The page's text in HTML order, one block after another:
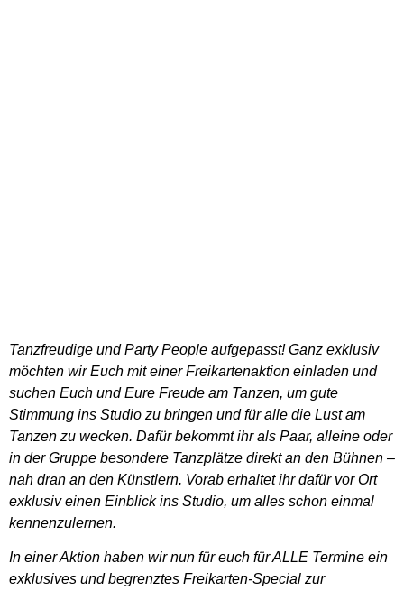
Tanzfreudige und Party People aufgepasst! Ganz exklusiv
möchten wir Euch mit einer Freikartenaktion einladen und
suchen Euch und Eure Freude am Tanzen, um gute
Stimmung ins Studio zu bringen und für alle die Lust am
Tanzen zu wecken. Dafür bekommt ihr als Paar, alleine oder
in der Gruppe besondere Tanzplätze direkt an den Bühnen –
nah dran an den Künstlern. Vorab erhaltet ihr dafür vor Ort
exklusiv einen Einblick ins Studio, um alles schon einmal
kennenzulernen.
In einer Aktion haben wir nun für euch für ALLE Termine ein
exklusives und begrenztes Freikarten-Special zur